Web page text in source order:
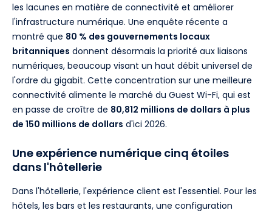
les lacunes en matière de connectivité et améliorer
l'infrastructure numérique. Une enquête récente a
montré que 80 % des gouvernements locaux
britanniques donnent désormais la priorité aux liaisons
numériques, beaucoup visant un haut débit universel de
l'ordre du gigabit. Cette concentration sur une meilleure
connectivité alimente le marché du Guest Wi-Fi, qui est
en passe de croître de 80,812 millions de dollars à plus
de 150 millions de dollars d'ici 2026.
Une expérience numérique cinq étoiles
dans l'hôtellerie
Dans l'hôtellerie, l'expérience client est l'essentiel. Pour les
hôtels, les bars et les restaurants, une configuration